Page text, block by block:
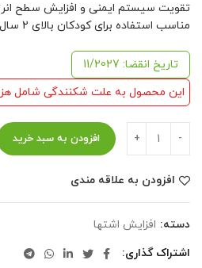
تقویت سیستم ایمنی و افزایش سطح
مناسب استفاده برای کودکان بالای 2 سال
تاریخ انقضا: 11/2027
این محصول به علت شکنندگی شامل
افزودن به سبد خرید
افزودن به علاقه مندی
دسته: افزایش اشتها
اشتراک گذاری